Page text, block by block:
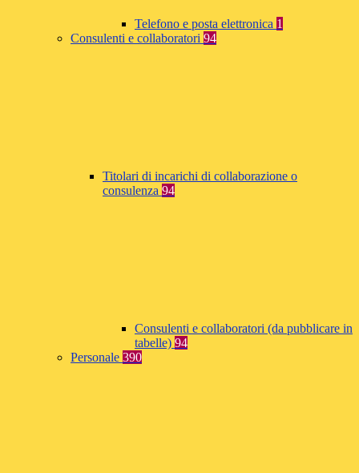
Telefono e posta elettronica 1
Consulenti e collaboratori 94
Titolari di incarichi di collaborazione o
consulenza 94
Consulenti e collaboratori (da pubblicare in
tabelle) 94
Personale 390